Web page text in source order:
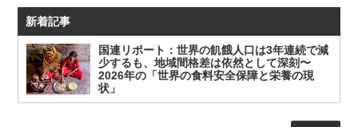
新着記事
国連リポート：世界の飢餓人口は3年連続で減
少するも、地域間格差は依然として深刻〜
2026年の「世界の食料安全保障と栄養の現
状」